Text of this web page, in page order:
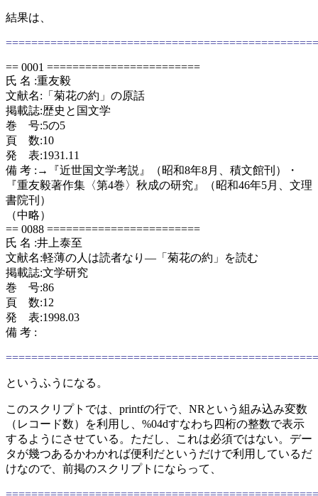
結果は、
== 0001 ========================
氏 名 :重友毅
文献名:「菊花の約」の原話
掲載誌:歴史と国文学
巻 号:5の5
頁 数:10
発 表:1931.11
備 考 :→『近世国文学考説』（昭和8年8月、積文館刊）・
『重友毅著作集〈第4巻〉秋成の研究』（昭和46年5月、文理
書院刊）
（中略）
== 0088 ========================
氏 名 :井上泰至
文献名:軽薄の人は読者なり―「菊花の約」を読む
掲載誌:文学研究
巻 号:86
頁 数:12
発 表:1998.03
備 考 :
というふうになる。
このスクリプトでは、printfの行で、NRという組み込み変数
（レコード数）を利用し、%04dすなわち四桁の整数で表示
するようにさせている。ただし、これは必須ではない。デー
タが幾つあるかわかれば便利だというだけで利用しているだ
けなので、前掲のスクリプトにならって、